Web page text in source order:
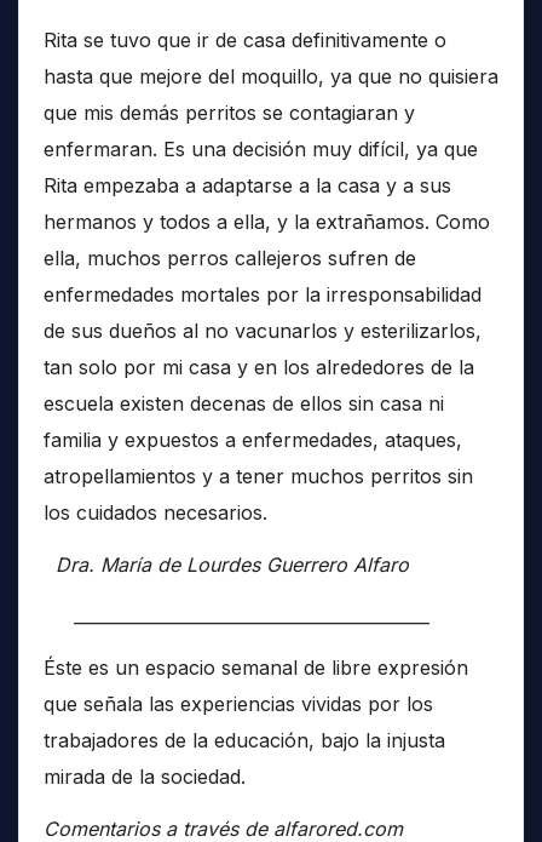
Rita se tuvo que ir de casa definitivamente o
hasta que mejore del moquillo, ya que no quisiera
que mis demás perritos se contagiaran y
enfermaran. Es una decisión muy difícil, ya que
Rita empezaba a adaptarse a la casa y a sus
hermanos y todos a ella, y la extrañamos. Como
ella, muchos perros callejeros sufren de
enfermedades mortales por la irresponsabilidad
de sus dueños al no vacunarlos y esterilizarlos,
tan solo por mi casa y en los alrededores de la
escuela existen decenas de ellos sin casa ni
familia y expuestos a enfermedades, ataques,
atropellamientos y a tener muchos perritos sin
los cuidados necesarios.
Dra. María de Lourdes Guerrero Alfaro
Éste es un espacio semanal de libre expresión
que señala las experiencias vividas por los
trabajadores de la educación, bajo la injusta
mirada de la sociedad.
Comentarios a través de alfarored.com